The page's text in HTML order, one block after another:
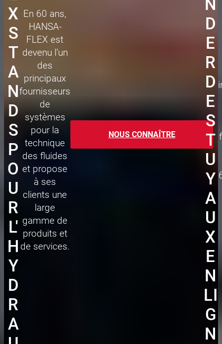
X
S
T
A
N
D
S
P
O
U
R
L'
H
Y
D
R
A
En 60 ans,
HANSA-
FLEX est
devenu l’un
des
principaux
fournisseurs
de
systèmes
pour la
technique
des fluides
et propose
à ses
clients une
large
gamme de
produits et
de services.
NOUS CONNAÎTRE
N
D
E
R
D
E
S
T
U
Y
A
U
X
E
N
LI
G
N